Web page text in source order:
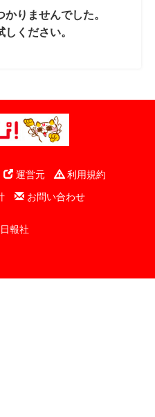
りませんでした。
ください。
運営元
利用規約
お問い合わせ
報社